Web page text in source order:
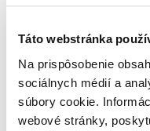
Táto webstránka
Na prispôsobenie
sociálnych médií a
súbory cookie.
webové stránky,
Vladimír Pikalík
Jožinkovo vesmírne
dobrodružstvo